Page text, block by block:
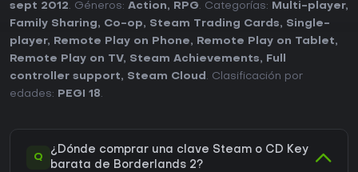
sept 2012. Géneros: Action, RPG. Categorías: Multi-player,
Family Sharing, Co-op, Steam Trading Cards, Single-
player, Remote Play on Phone, Remote Play on Tablet,
Remote Play on TV, Steam Achievements,
Full
controller support, Steam Cloud . Clasificación por
edades:
PEGI 18.
Q
¿Dónde comprar una clave Steam o CD Key
barata de Borderlands 2?